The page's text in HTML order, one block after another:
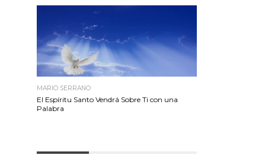
MARIO SERRANO
El Espíritu Santo Vendrá Sobre Ti con una
Palabra